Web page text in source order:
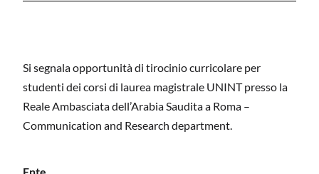
Si segnala opportunità di tirocinio curricolare per
studenti dei corsi di laurea magistrale UNINT presso la
Reale Ambasciata dell’Arabia Saudita a Roma –
Communication and Research department.